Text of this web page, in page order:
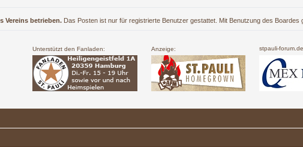
Vereins betrieben. Das Posten ist nur für registrierte Benutzer gestattet. Mit Benutzung des Boardes
Unterstützt den Fanladen: Anzeige: stpauli-